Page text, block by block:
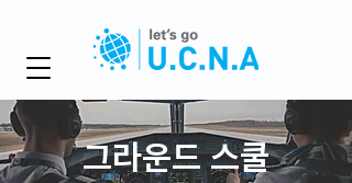
그라운드 스쿨